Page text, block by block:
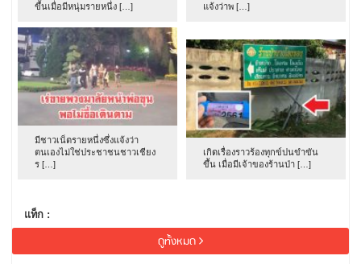
ขึ้นเมื่อมีหนุ่มรายหนึ่ง […]
แจ้งว่าพ […]
มีชาวเน็ตรายหนึ่งซึ่งแจ้งว่า
ตนเองไม่ใช่ประชาชนชาวเชียง
ร […]
เกิดเรื่องราวร้องทุกข์ปนขำขัน
ขึ้น เมื่อมีเจ้าของร้านป่า […]
แท็ก :
ดูทั้งหมด